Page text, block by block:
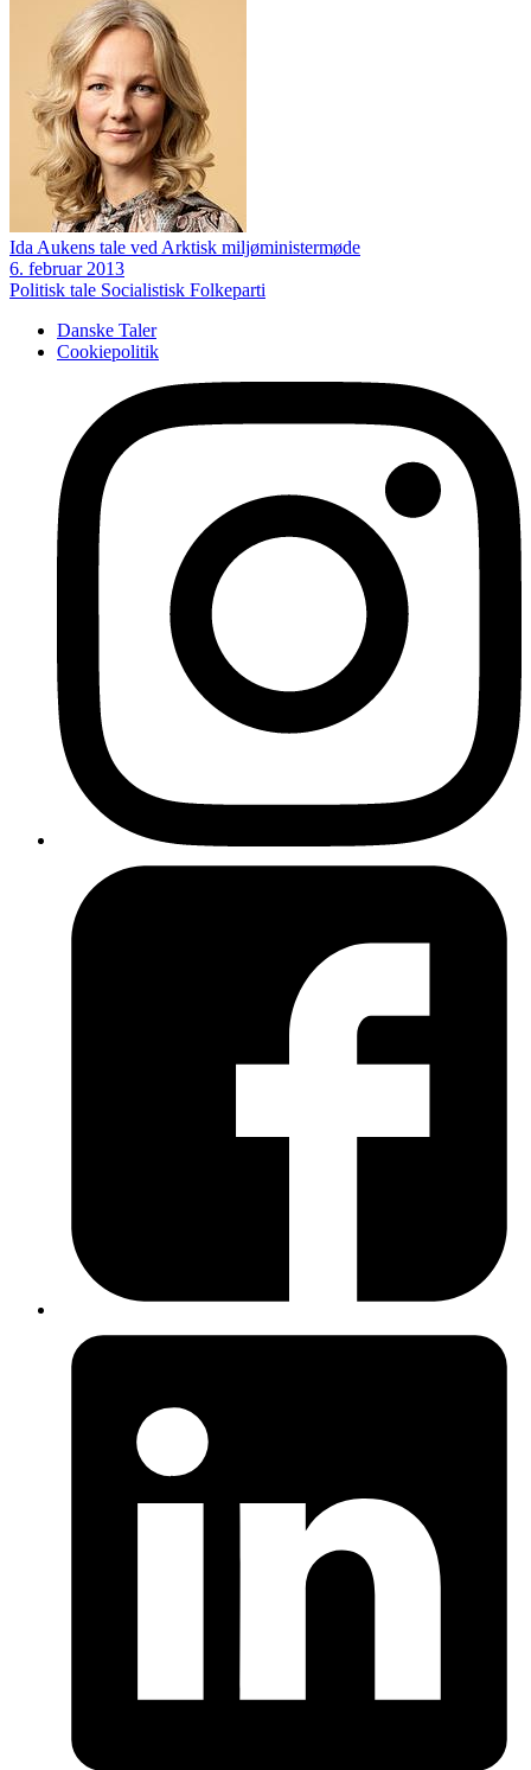
Ida Aukens tale ved Arktisk miljøministermøde
6. februar 2013
Politisk tale Socialistisk Folkeparti
Danske Taler
Cookiepolitik